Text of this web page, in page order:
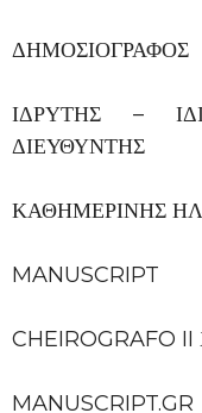
ΔΗΜΟΣΙΟΓΡΑΦΟΣ
ΙΔΡΥΤΗΣ –
ΔΙΕΥΘΥΝΤΗΣ
ΚΑΘΗΜΕΡΙΝΗΣ
MANUSCRIPT
CHEIROGRAFO
MANUSCRIPT.GR